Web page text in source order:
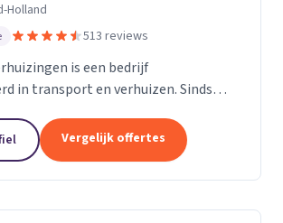
Holland
513 reviews
is een bedrijf
in transport en verhuizen. Sinds
de toename van opdrachtgevers
Vergelijk offertes